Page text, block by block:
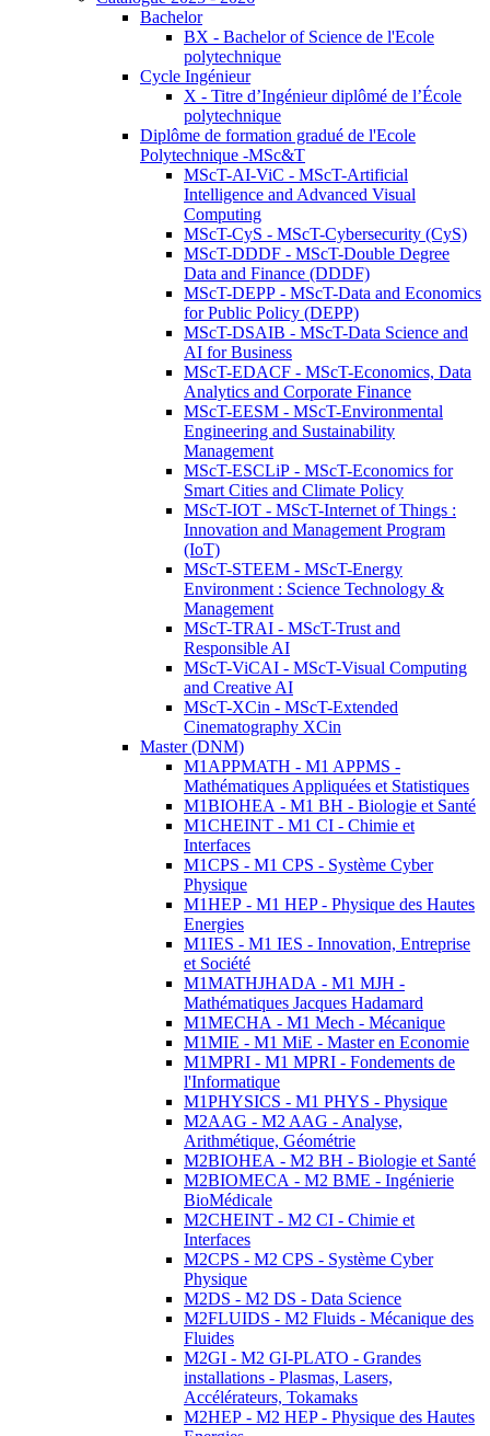
Bachelor
BX - Bachelor of Science de l'Ecole
polytechnique
Cycle Ingénieur
X - Titre d’Ingénieur diplômé de l’École
polytechnique
Diplôme de formation gradué de l'Ecole
Polytechnique -MSc&T
MScT-AI-ViC - MScT-Artificial
Intelligence and Advanced Visual
Computing
MScT-CyS - MScT-Cybersecurity (CyS)
MScT-DDDF - MScT-Double Degree
Data and Finance (DDDF)
MScT-DEPP - MScT-Data and Economics
for Public Policy (DEPP)
MScT-DSAIB - MScT-Data Science and
AI for Business
MScT-EDACF - MScT-Economics, Data
Analytics and Corporate Finance
MScT-EESM - MScT-Environmental
Engineering and Sustainability
Management
MScT-ESCLiP - MScT-Economics for
Smart Cities and Climate Policy
MScT-IOT - MScT-Internet of Things :
Innovation and Management Program
(IoT)
MScT-STEEM - MScT-Energy
Environment : Science Technology &
Management
MScT-TRAI - MScT-Trust and
Responsible AI
MScT-ViCAI - MScT-Visual Computing
and Creative AI
MScT-XCin - MScT-Extended
Cinematography XCin
Master (DNM)
M1APPMATH - M1 APPMS -
Mathématiques Appliquées et Statistiques
M1BIOHEA - M1 BH - Biologie et Santé
M1CHEINT - M1 CI - Chimie et
Interfaces
M1CPS - M1 CPS - Système Cyber
Physique
M1HEP - M1 HEP - Physique des Hautes
Energies
M1IES - M1 IES - Innovation, Entreprise
et Société
M1MATHJHADA - M1 MJH -
Mathématiques Jacques Hadamard
M1MECHA - M1 Mech - Mécanique
M1MIE - M1 MiE - Master en Economie
M1MPRI - M1 MPRI - Fondements de
l'Informatique
M1PHYSICS - M1 PHYS - Physique
M2AAG - M2 AAG - Analyse,
Arithmétique, Géométrie
M2BIOHEA - M2 BH - Biologie et Santé
M2BIOMECA - M2 BME - Ingénierie
BioMédicale
M2CHEINT - M2 CI - Chimie et
Interfaces
M2CPS - M2 CPS - Système Cyber
Physique
M2DS - M2 DS - Data Science
M2FLUIDS - M2 Fluids - Mécanique des
Fluides
M2GI - M2 GI-PLATO - Grandes
installations - Plasmas, Lasers,
Accélérateurs, Tokamaks
M2HEP - M2 HEP - Physique des Hautes